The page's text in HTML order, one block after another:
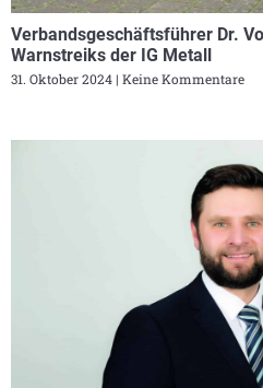
Verbandsgeschäftsführer Dr.
Warnstreiks der IG Metall
31. Oktober 2024 Keine Kommentare